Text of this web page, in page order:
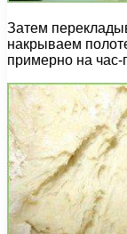
Затем
накрываем
примерно на час-